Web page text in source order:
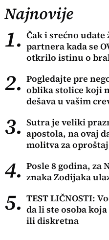
Najnovije
1. Čak i srećno udate
partnera kada se
otkrilo istinu o
2. Pogledajte pre
oblika stolice koji
dešava u vašim
3. Sutra je veliki
apostola, na ovaj
molitva za
4. Posle 8 godina, za
znaka Zodijaka
5. TEST LIČNOSTI:
da li ste osoba
ili diskretna